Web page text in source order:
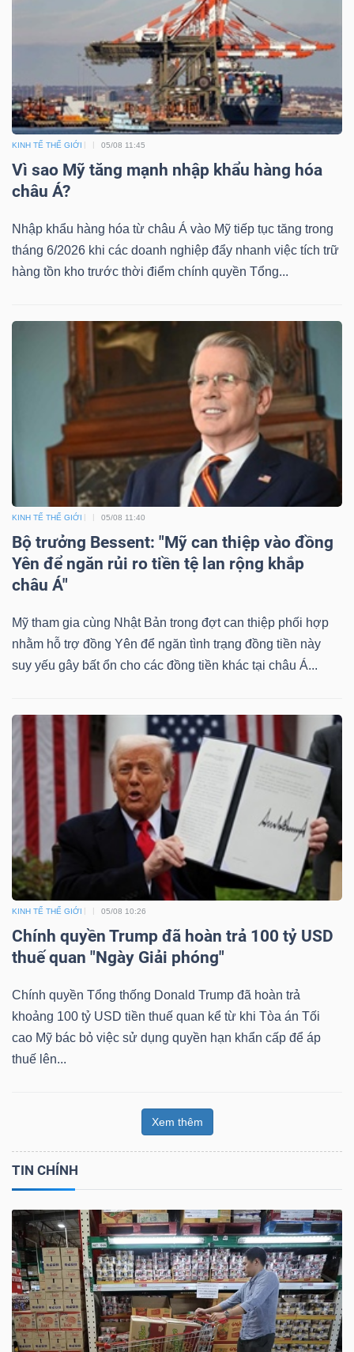
KINH TẾ THẾ GIỚI 05/08 11:45
Vì sao Mỹ tăng mạnh nhập khẩu hàng hóa
châu Á?
Nhập khẩu hàng hóa từ châu Á vào Mỹ tiếp tục tăng trong
tháng 6/2026 khi các doanh nghiệp đẩy nhanh việc tích trữ
hàng tồn kho trước thời điểm chính quyền Tổng...
KINH TẾ THẾ GIỚI 05/08 11:40
Bộ trưởng Bessent: "Mỹ can thiệp vào đồng
Yên để ngăn rủi ro tiền tệ lan rộng khắp
châu Á"
Mỹ tham gia cùng Nhật Bản trong đợt can thiệp phối hợp
nhằm hỗ trợ đồng Yên để ngăn tình trạng đồng tiền này
suy yếu gây bất ổn cho các đồng tiền khác tại châu Á...
KINH TẾ THẾ GIỚI 05/08 10:26
Chính quyền Trump đã hoàn trả 100 tỷ USD
thuế quan "Ngày Giải phóng"
Chính quyền Tổng thống Donald Trump đã hoàn trả
khoảng 100 tỷ USD tiền thuế quan kể từ khi Tòa án Tối
cao Mỹ bác bỏ việc sử dụng quyền hạn khẩn cấp để áp
thuế lên...
Xem thêm
TIN CHÍNH